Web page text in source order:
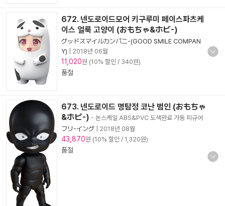
672. 넨도로이드모어 키구루미 페이스파츠케
이스 얼룩 고양이 (おもちゃ&ホビ-)
グッドスマイルカンパニ-(GOOD SMILE COMPAN
Y)
2018년 06월
11,020원 (10% 할인 / 340원)
품절
673. 넨도로이드 명탐정 코난 범인 (おもちゃ
&ホビ-) - 논스케일 ABS&PVC 도색완료 가동 피규어
フリ-イング
2018년 08월
43,870원 (10% 할인 / 1,320원)
품절